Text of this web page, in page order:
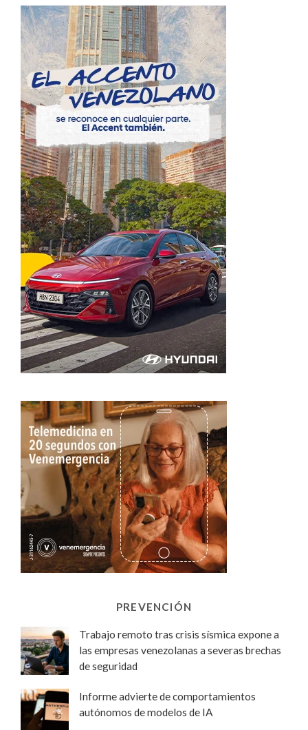
PREVENCIÓN
Trabajo remoto tras crisis sísmica expone a
las empresas venezolanas a severas brechas
de seguridad
Informe advierte de comportamientos
autónomos de modelos de IA